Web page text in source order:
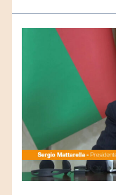
Mattarella
collaborazione
Azerbaigian-
Ue”